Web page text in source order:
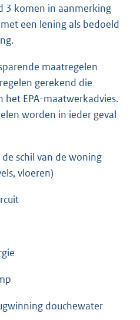
3 komen in aanmerking
een lening als bedoeld
maatregelen
gerekend die
het EPA-maatwerkadvies.
worden in ieder geval
schil van de woning
vloeren)
douchewater